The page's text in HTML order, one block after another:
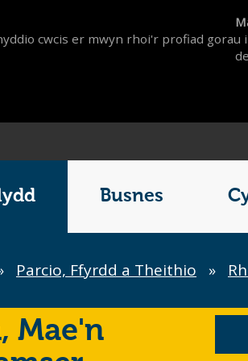
cwcis er mwyn rhoi'r profiad
Busnes
Parcio, Ffyrdd a Theithio »
Mae'n